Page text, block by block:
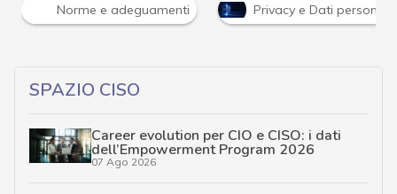
Norme e adeguamenti Privacy e Dati personali
SPAZIO CISO
Career evolution per CIO e CISO: i dati
dell’Empowerment Program 2026
07 Ago 2026